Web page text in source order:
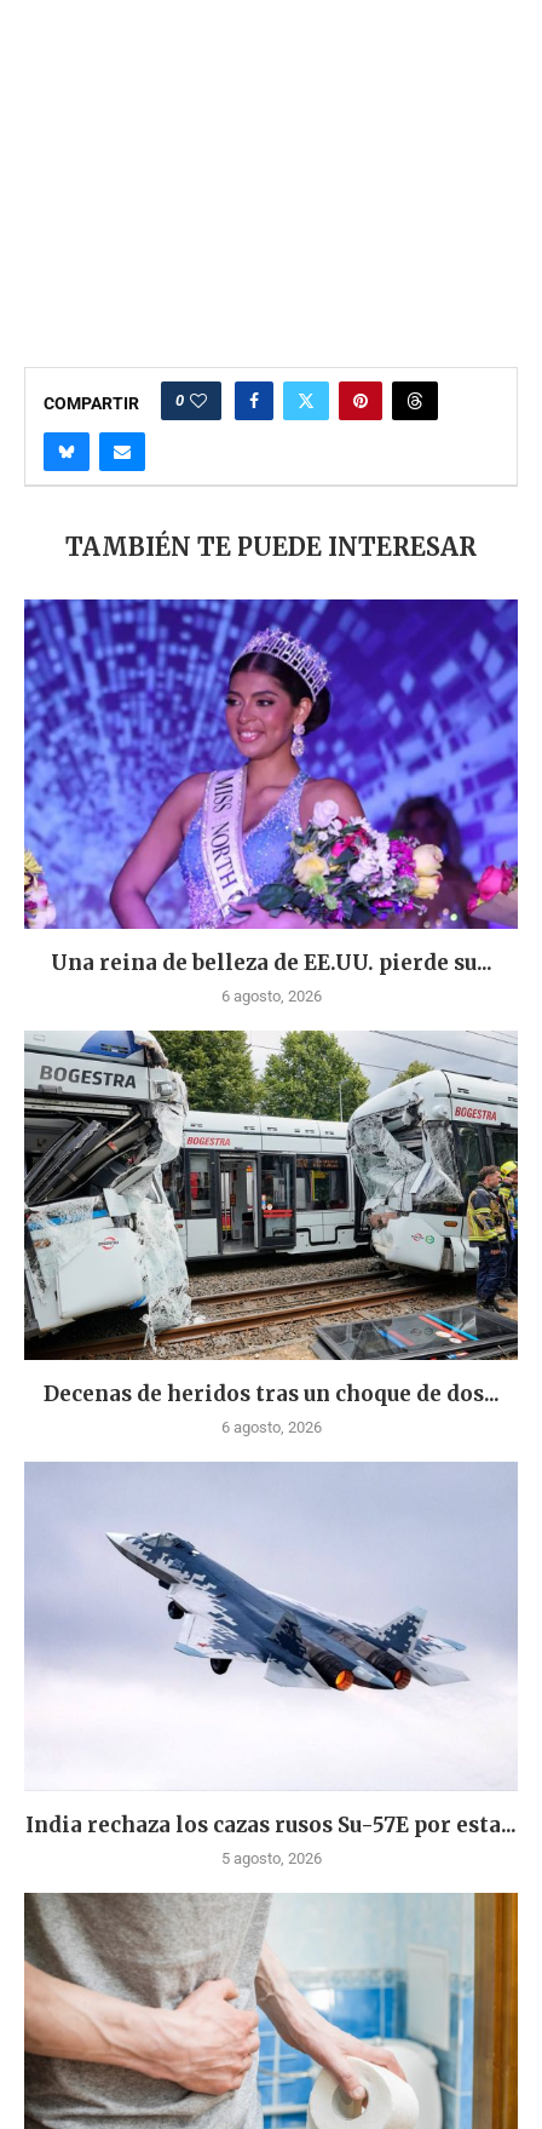
COMPARTIR 0
TAMBIÉN TE PUEDE INTERESAR
Una reina de belleza de EE.UU. pierde su...
6 agosto, 2026
Decenas de heridos tras un choque de dos...
6 agosto, 2026
India rechaza los cazas rusos Su-57E por esta...
5 agosto, 2026